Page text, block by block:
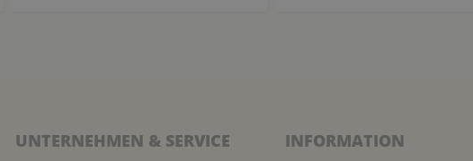
UNTERNEHMEN & SERVICE
INFORMATION